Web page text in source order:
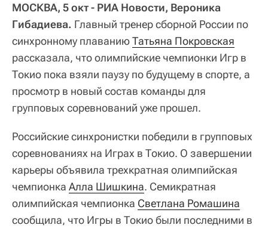
МОСКВА, 5 окт - РИА Новости, Вероника
Гибадиева. Главный тренер сборной России по
синхронному плаваниюТатьяна Покровская
рассказала, что олимпийские чемпионки Игр в
Токио пока взяли паузу по будущему в спорте, а
просмотр в новый состав команды для
групповых соревнований уже прошел.
Российские синхронистки победили в групповых
соревнованиях на Играх в Токио. О завершении
карьеры объявила трехкратная олимпийская
чемпионка Алла Шишкина. Семикратная
олимпийская чемпионка Светлана Ромашина
сообщила, что Игры в Токио были последними в